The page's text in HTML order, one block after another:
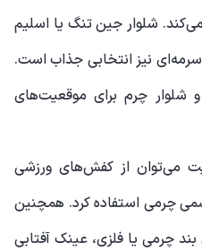
شلوار جین تنگ یا اسلیم
نیز انتخابی جذاب است.
شلوار چرم برای موقعیت‌های
می‌توان از کفش‌های ورزشی
چرمی استفاده کرد. همچنین
چرمی یا فلزی، عینک آفتابی